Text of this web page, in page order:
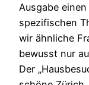
Ausgabe
spezifischen
wir ähnliche
bewusst nur
Der